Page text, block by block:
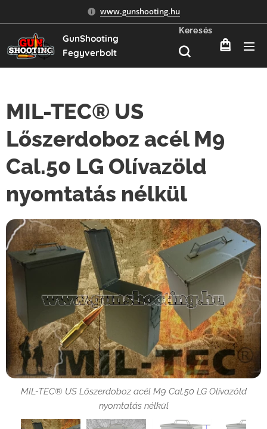
www.gunshooting.hu
GunShooting
Fegyverbolt
Keresés
MIL-TEC® US
Lőszerdoboz acél M9
Cal.50 LG Olívazöld
nyomtatás nélkül
MIL-TEC® US Lőszerdoboz acél M9 Cal.50 LG Olívazöld
nyomtatás nélkül
MIL-TEC® US Lőszerdoboz acél M9 Cal.50 LG Olívazöld